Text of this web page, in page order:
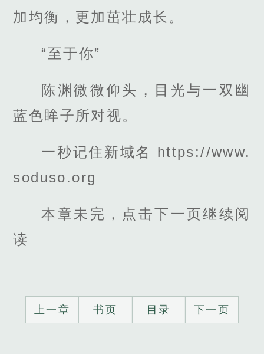
加均衡，更加茁壮成长。
“至于你”
陈渊微微仰头，目光与一双幽
蓝色眸子所对视。
一秒记住新域名 https://www.
soduso.org
本章未完，点击下一页继续阅
读
上一章 书页 目录 下一页